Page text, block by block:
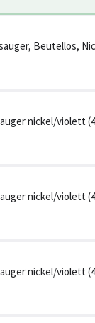
Beutellos,
nickel/violett
nickel/violett
nickel/violett